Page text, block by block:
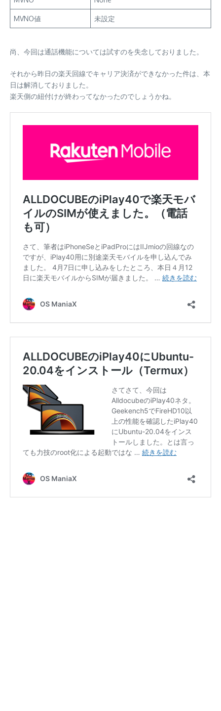
MVNO値 未設定
尚、今回は通話機能については試すのを失念しておりました。
それから昨日の楽天回線でキャリア決済ができなかった件は、本
日は解消しておりました。
楽天側の紐付けが終わってなかったのでしょうかね。